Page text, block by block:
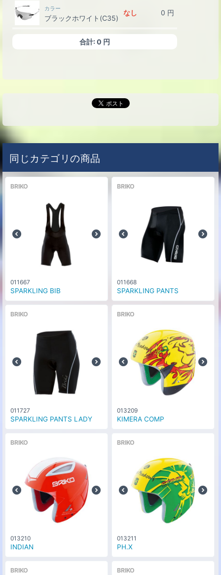
カラー
ブラックホワイト(C35)
なし 0 円
合計:0 円
同じカテゴリの商品
BRIKO
011667
SPARKLING BIB
BRIKO
011668
SPARKLING PANTS
BRIKO
011727
SPARKLING PANTS LADY
BRIKO
013209
KIMERA COMP
BRIKO
013210
INDIAN
BRIKO
013211
PH.X
BRIKO BRIKO